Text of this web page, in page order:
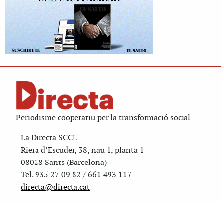
Periodisme cooperatiu per la transformació social
La Directa SCCL
Riera d’Escuder, 38, nau 1, planta 1
08028 Sants (Barcelona)
Tel. 935 27 09 82 / 661 493 117
directa@directa.cat